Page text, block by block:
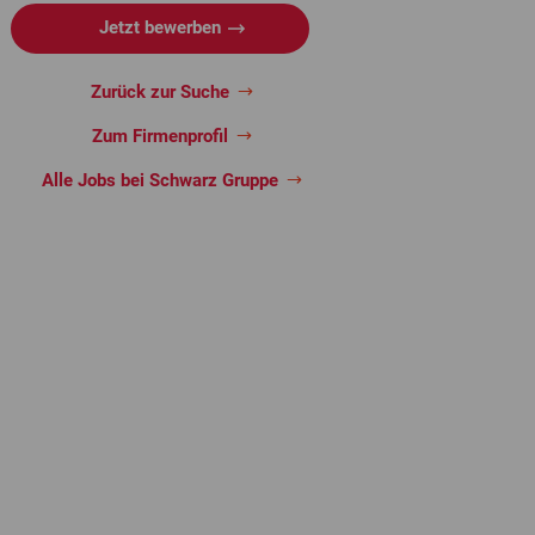
Jetzt bewerben
Zurück zur Suche
Zum Firmenprofil
Alle Jobs bei Schwarz Gruppe